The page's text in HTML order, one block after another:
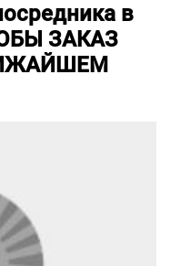
в
ЗАКАЗ